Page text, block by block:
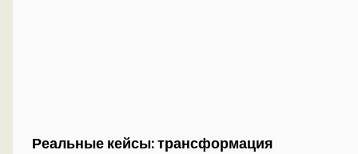
Реальные кейсы: трансформация